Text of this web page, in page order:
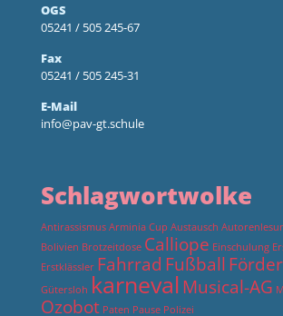
OGS
05241 / 505 245-67
Fax
05241 / 505 245-31
E-Mail
info@pav-gt.schule
Schlagwortwolke
Antirassismus Arminia Cup Austausch
Bolivien Brotzeitdose Calliope Einschulung
Erstklässler Fahrrad Fußball
Gütersloh karnevalMusical-AG
Ozobot Paten Pause Polizei